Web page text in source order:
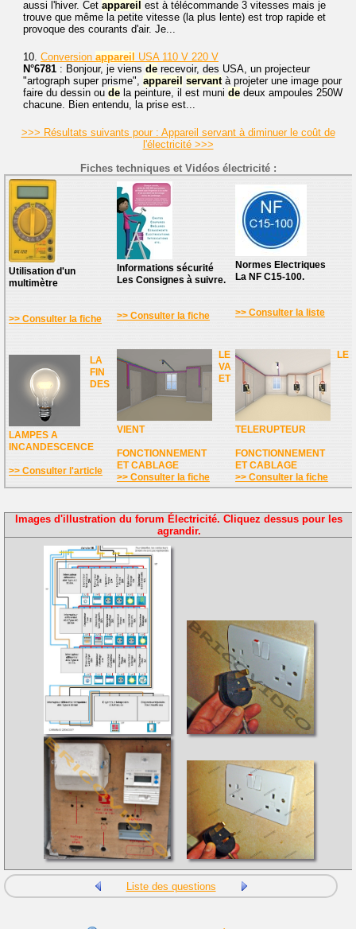
aussi l'hiver. Cet appareil est à télécommande 3 vitesses mais je
trouve que même la petite vitesse (la plus lente) est trop rapide et
provoque des courants d'air. Je...
10. Conversion appareil
USA 110 V 220 V
N°6781 : Bonjour, je viens de recevoir, des USA, un projecteur
"artograph super prisme", appareil servantà projeter une image pour
faire du dessin ou de la peinture, il est muni de deux ampoules 250W
chacune. Bien entendu, la prise est...
>>> Résultats suivants pour : Appareil servant à diminuer le coût de
l'électricité >>>
Fiches techniques et Vidéos électricité :
Utilisation d'un
multimètre
>> Consulter la fiche
Informations sécurité
Les Consignes à suivre.
>> Consulter la fiche
Normes Electriques
La NF C15-100.
>> Consulter la liste
LA
FIN
DES
LAMPES A
INCANDESCENCE
>> Consulter l'article
LE
VA
ET
VIENT
FONCTIONNEMENT
ET CABLAGE
>> Consulter la fiche
LE
TELERUPTEUR
FONCTIONNEMENT
ET CABLAGE
>> Consulter la fiche
Images d'illustration du forum Électricité. Cliquez dessus pour les
agrandir.
Liste des questions